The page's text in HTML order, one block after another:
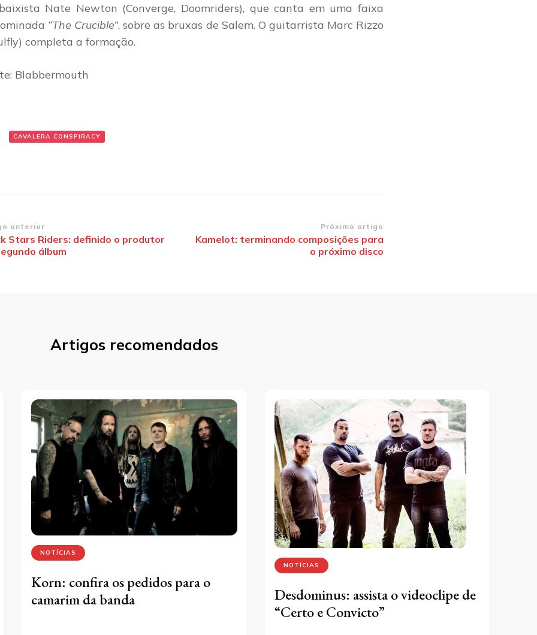
Nate Newton (Converge, Doomriders), que canta em uma faixa
“The Crucible”, sobre as bruxas de Salem. O guitarrista Marc Rizzo
completa a formação.
Blabbermouth
CAVALERA CONSPIRACY
anterior
Stars Riders: definido o produtor
álbum
Próximo artigo
Kamelot: terminando composições para
o próximo disco
Artigos recomendados
NOTÍCIAS
Korn: confira os pedidos para o
camarim da banda
NOTÍCIAS
Desdominus: assista o videoclipe de
“Certo e Convicto”